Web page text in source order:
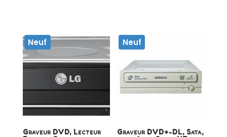
Neuf
Graveur DVD, Lecteur
Neuf
Graveur DVD+-DL, Sata,